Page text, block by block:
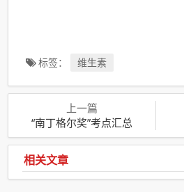
标签： 维生素
上一篇
“南丁格尔奖”考点汇总
相关文章